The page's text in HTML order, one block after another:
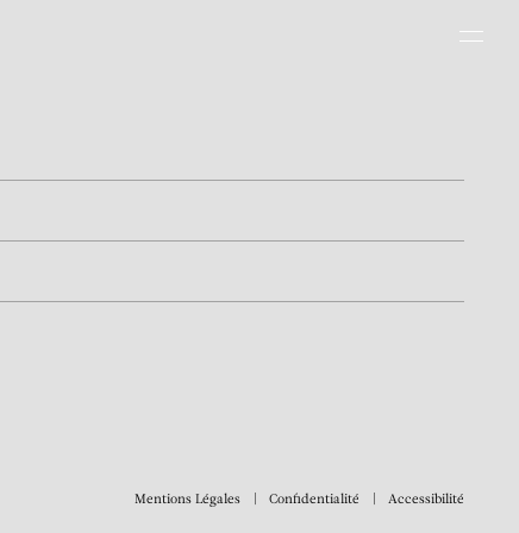
Mentions Légales Confidentialité Accessibilité